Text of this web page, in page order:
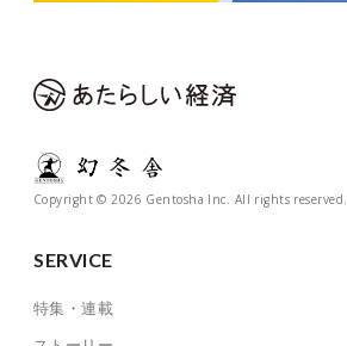
Copyright © 2026 Gentosha Inc. All rights reserved.
SERVICE
特集・連載